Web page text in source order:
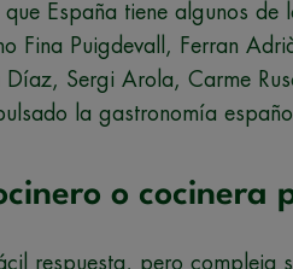
España tiene algunos de
Fina Puigdevall, Ferran
Díaz, Sergi Arola, Carme
la gastronomía
o cocinera
respuesta, pero compleja